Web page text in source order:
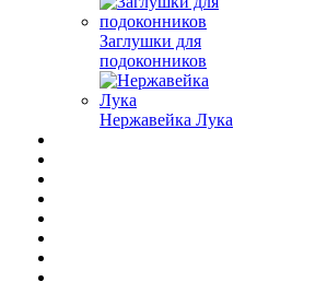
Заглушки для
подоконников
Нержавейка Лука